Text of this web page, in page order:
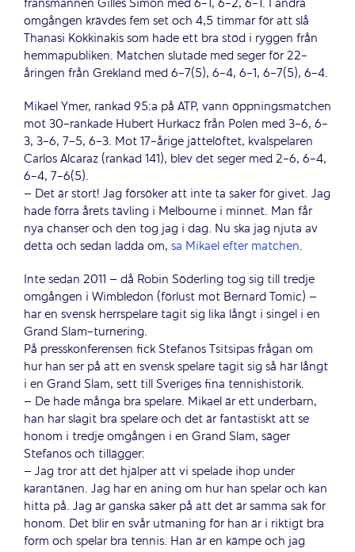
fransmannen Gilles Simon med 6-1, 6-2, 6-1. I andra
omgången krävdes fem set och 4,5 timmar för att slå
Thanasi Kokkinakis som hade ett bra stöd i ryggen från
hemmapubliken. Matchen slutade med seger för 22-
åringen från Grekland med 6-7(5), 6-4, 6-1, 6-7(5), 6-4.
Mikael Ymer, rankad 95:a på ATP, vann öppningsmatchen
mot 30-rankade Hubert Hurkacz från Polen med 3-6, 6-
3, 3-6, 7-5, 6-3. Mot 17-årige jättelöftet, kvalspelaren
Carlos Alcaraz (rankad 141), blev det seger med 2-6, 6-4,
6-4, 7-6(5).
– Det är stort! Jag försöker att inte ta saker för givet. Jag
hade förra årets tävling i Melbourne i minnet. Man får
nya chanser och den tog jag i dag. Nu ska jag njuta av
detta och sedan ladda om, sa Mikael efter matchen.
Inte sedan 2011 – då Robin Söderling tog sig till tredje
omgången i Wimbledon (förlust mot Bernard Tomic) –
har en svensk herrspelare tagit sig lika långt i singel i en
Grand Slam-turnering.
På presskonferensen fick Stefanos Tsitsipas frågan om
hur han ser på att en svensk spelare tagit sig så här långt
i en Grand Slam, sett till Sveriges fina tennishistorik.
– De hade många bra spelare. Mikael är ett underbarn,
han har slagit bra spelare och det är fantastiskt att se
honom i tredje omgången i en Grand Slam, säger
Stefanos och tillägger:
– Jag tror att det hjälper att vi spelade ihop under
karantänen. Jag har en aning om hur han spelar och kan
hitta på. Jag är ganska säker på att det är samma sak för
honom. Det blir en svår utmaning för han är i riktigt bra
form och spelar bra tennis. Han är en kämpe och jag